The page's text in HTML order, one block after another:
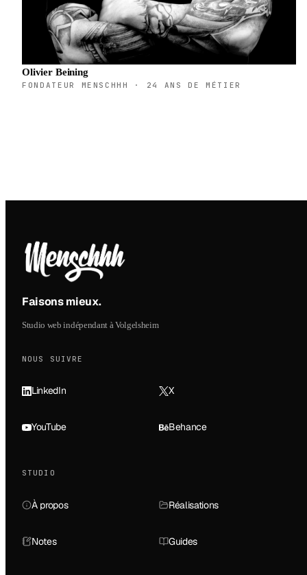
Olivier Beining
FONDATEUR MENSCHHH · 24 ANS DE MÉTIER
Faisons mieux.
Studio web indépendant à Volgelsheim
NOUS SUIVRE
LinkedIn X
YouTube Behance
STUDIO
À propos Réalisations
Notes Guides